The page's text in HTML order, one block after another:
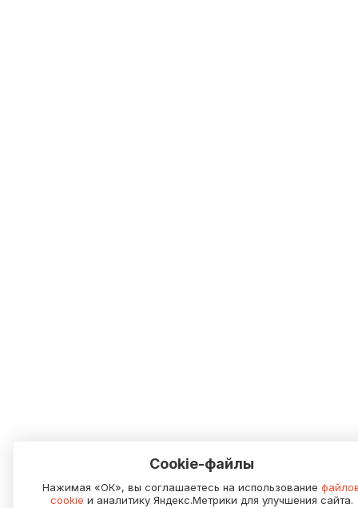
Cookie-файлы
Нажимая «ОК», вы соглашаетесь на использование
cookie и аналитику Яндекс.Метрики для улучшения сайта.